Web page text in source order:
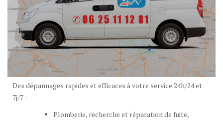
Des dépannages rapides et efficaces à votre service 24h/24 et
7j/7 :
Plomberie, recherche et réparation de fuite,